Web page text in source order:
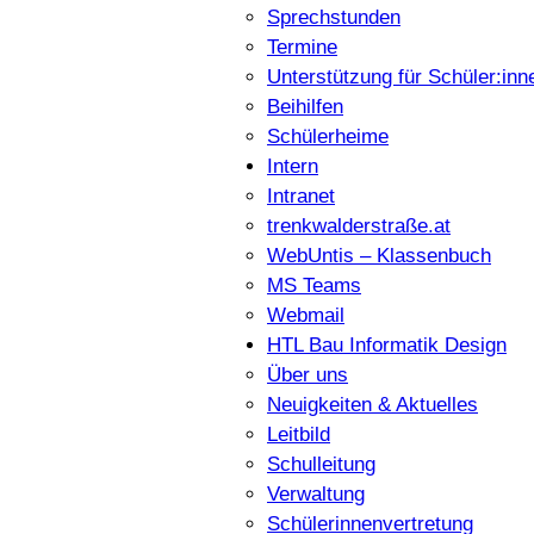
Sprechstunden
Termine
Unterstützung für
Beihilfen
Schülerheime
Intern
Intranet
trenkwalderstraße.at
WebUntis – Klassenbuch
MS Teams
Webmail
HTL Bau Informatik Design
Über uns
Neuigkeiten & Aktuelles
Leitbild
Schulleitung
Verwaltung
Schülerinnenvertretung